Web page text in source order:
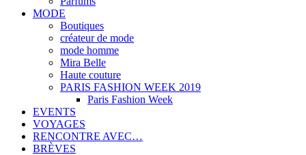
MODE
Boutiques
créateur de mode
mode homme
Mira Belle
Haute couture
PARIS FASHION WEEK 2019
Paris Fashion Week
EVENTS
VOYAGES
RENCONTRE AVEC…
BRÈVES